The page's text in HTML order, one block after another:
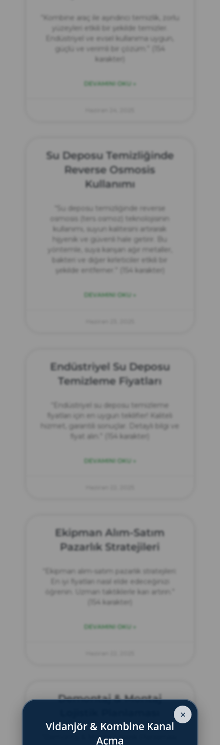
“Kombine araç ile aşındırıcı temizlik, zorlu
yüzeyleri etkili bir şekilde temizler.
Endüstriyel ve evsel kullanıma uygun,
güçlü ve verimli bir çözüm.” (154
karakter)
DEVAMINI OKU »
Su Deposu Temizliğinde
Reverse Osmosis
Kullanımı
“Su deposu temizliğinde reverse
osmosis (ters osmoz) teknolojisinin
kullanımı, suyun kalitesini artırarak
hijyenik ve güvenli hale getirir. Bu
yöntemle, suya karışan ağır metaller,
bakteri ve diğer kirleticiler etkili bir
şekilde entferner.” (154 karakter)
DEVAMINI OKU »
Endüstriyel Su Deposu
Temizleme Fiyatları
“Endüstriyel su deposu temizleme
fiyatları için en uygun teklifler! Kaliteli
hizmet, garantili sonuçlar. Detaylı bilgi ve
fiyat alın.” (154 karakter)
DEVAMINI OKU »
Ekipman Alım-Satım
Pazarlık Stratejileri
“Ekipman alım-satım pazarlık stratejileri:
En iyi fiyatları nasıl elde edeceğinizi
öğrenin. Uzman taktiklerle karı artırın.”
(154 karakter)
DEVAMINI OKU »
Demontaj & Montaj
“Demontaj & Montaj Lojistik Planlaması:
×
Vidanjör & Kombine Kanal
Açma